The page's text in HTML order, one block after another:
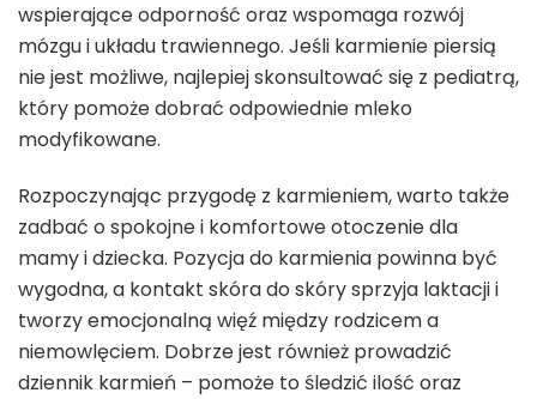
wspierające odporność oraz wspomaga rozwój
mózgu i układu trawiennego. Jeśli karmienie piersią
nie jest możliwe, najlepiej skonsultować się z pediatrą,
który pomoże dobrać odpowiednie mleko
modyfikowane.
Rozpoczynając przygodę z karmieniem, warto także
zadbać o spokojne i komfortowe otoczenie dla
mamy i dziecka. Pozycja do karmienia powinna być
wygodna, a kontakt skóra do skóry sprzyja laktacji i
tworzy emocjonalną więź między rodzicem a
niemowlęciem. Dobrze jest również prowadzić
dziennik karmień – pomoże to śledzić ilość oraz